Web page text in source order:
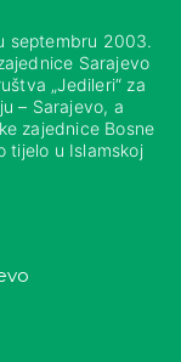
septembru 2003.
Sarajevo
„Jedileri“ za
– Sarajevo, a
zajednice Bosne
tijelo u Islamskoj